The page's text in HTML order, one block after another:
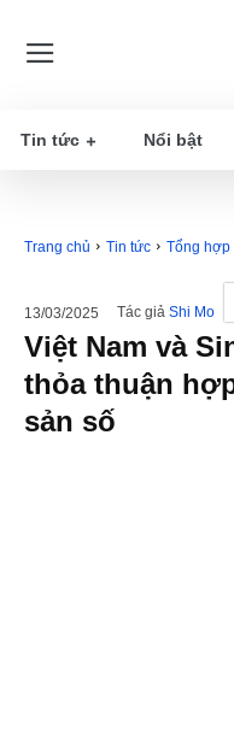
Tin tức Nổi bật
Trang chủ Tin tức Tổng hợp
13/03/2025 Tác giả Shi Mo
Việt Nam và
thỏa thuận
sản số